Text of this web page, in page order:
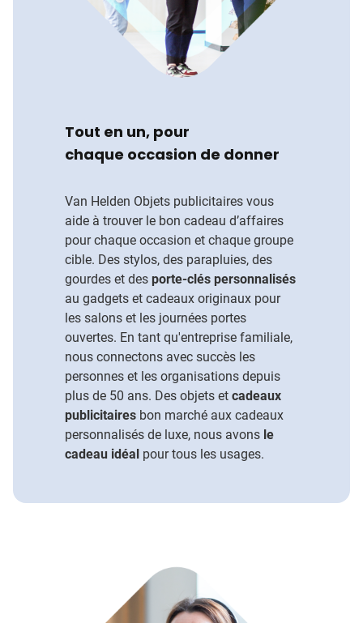
Tout en un, pour
chaque occasion de donner
Van Helden Objets publicitaires vous
aide à trouver le bon cadeau d’affaires
pour chaque occasion et chaque groupe
cible. Des stylos, des parapluies, des
gourdes et des porte-clés personnalisés
au gadgets et cadeaux originaux pour
les salons et les journées portes
ouvertes. En tant qu'entreprise familiale,
nous connectons avec succès les
personnes et les organisations depuis
plus de 50 ans. Des objets et cadeaux
publicitaires bon marché aux cadeaux
personnalisés de luxe, nous avons le
cadeau idéal pour tous les usages.